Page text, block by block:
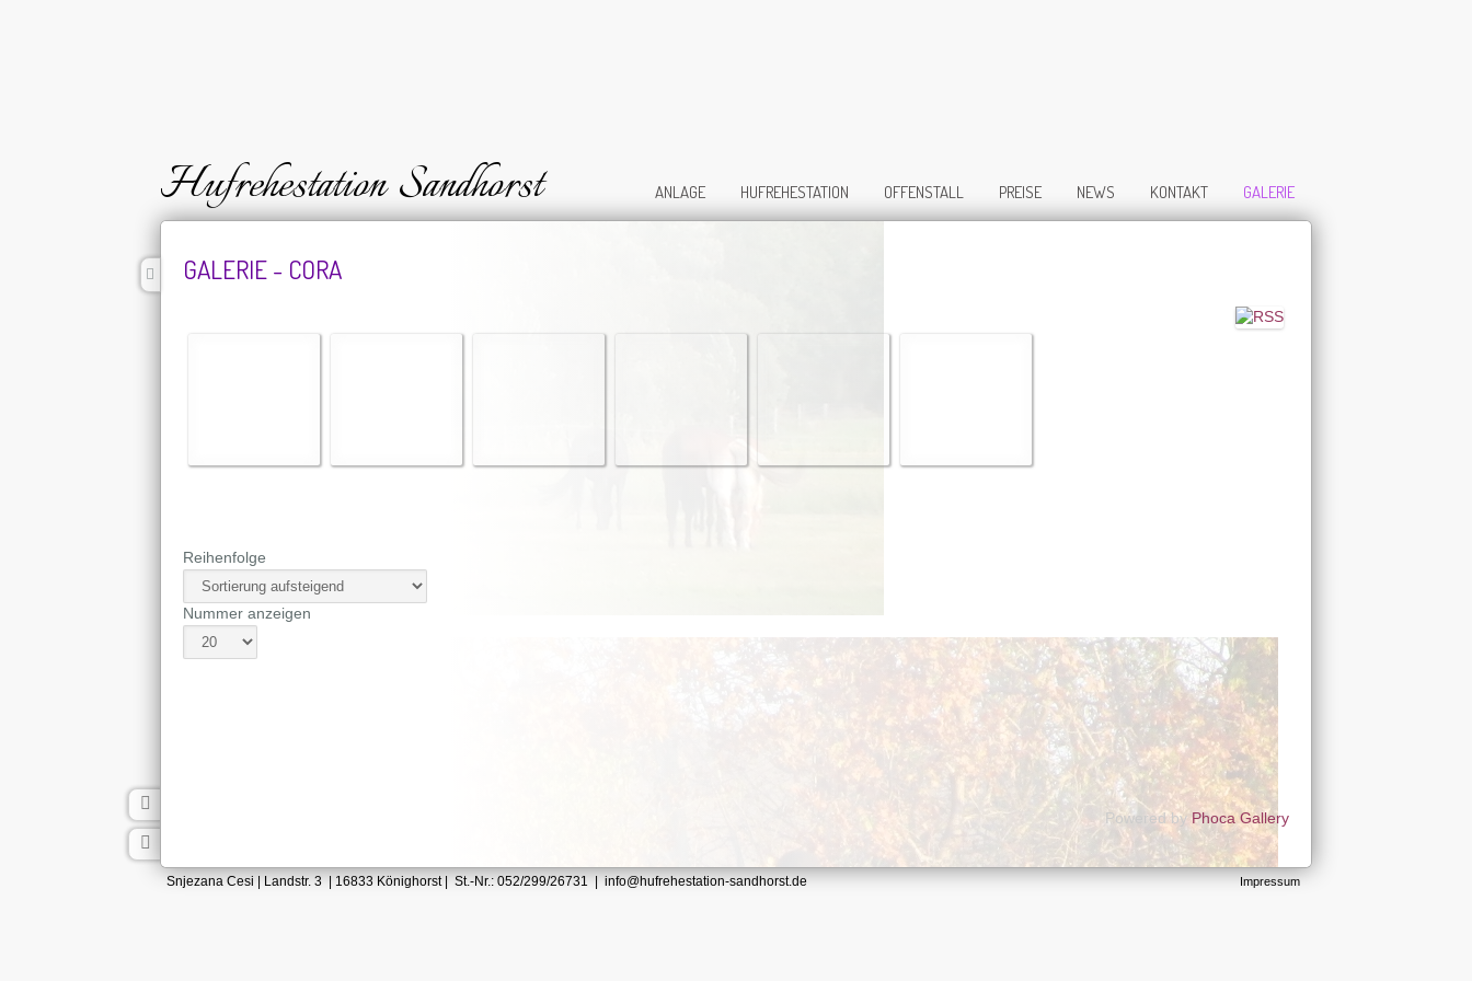
Hufrehestation Sandhorst ANLAGE HUFREHESTATION OFFENSTALL PREISE NEWS KONTAKT GALERIE
GALERIE - CORA
Reihenfolge
Nummer anzeigen
Powered by Phoca Gallery
Impressum
Snjezana Cesi | Landstr. 3 | 16833 Könighorst | St.-Nr.: 052/299/26731 | info@hufrehestation-sandhorst.de